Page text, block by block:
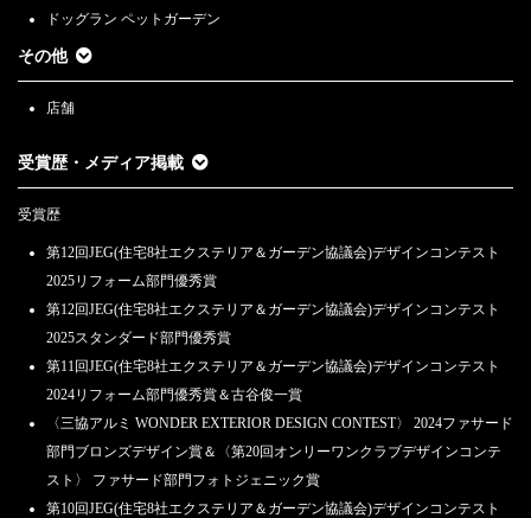
ドッグラン ペットガーデン
その他
店舗
受賞歴・メディア掲載
受賞歴
第12回JEG(住宅8社エクステリア＆ガーデン協議会)デザインコンテスト
2025リフォーム部門優秀賞
第12回JEG(住宅8社エクステリア＆ガーデン協議会)デザインコンテスト
2025スタンダード部門優秀賞
第11回JEG(住宅8社エクステリア＆ガーデン協議会)デザインコンテスト
2024リフォーム部門優秀賞＆古谷俊一賞
〈三協アルミ WONDER EXTERIOR DESIGN CONTEST〉 2024ファサード
部門ブロンズデザイン賞＆〈第20回オンリーワンクラブデザインコンテ
スト〉 ファサード部門フォトジェニック賞
第10回JEG(住宅8社エクステリア＆ガーデン協議会)デザインコンテスト